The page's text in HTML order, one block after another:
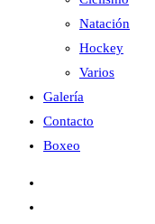
Natación
Hockey
Varios
Galería
Contacto
Boxeo